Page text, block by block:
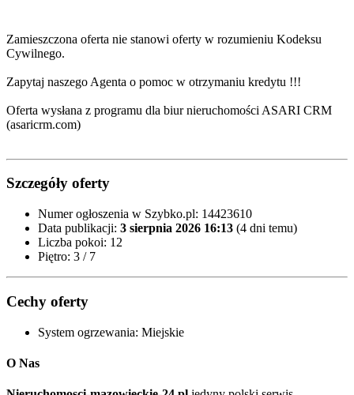
Zamieszczona oferta nie stanowi oferty w rozumieniu Kodeksu
Cywilnego.
Zapytaj naszego Agenta o pomoc w otrzymaniu kredytu !!!
Oferta wysłana z programu dla biur nieruchomości ASARI CRM
(asaricrm.com)
Szczegóły oferty
Numer ogłoszenia w Szybko.pl: 14423610
Data publikacji: 3 sierpnia 2026 16:13 (4 dni temu)
Liczba pokoi: 12
Piętro: 3 / 7
Cechy oferty
System ogrzewania: Miejskie
O Nas